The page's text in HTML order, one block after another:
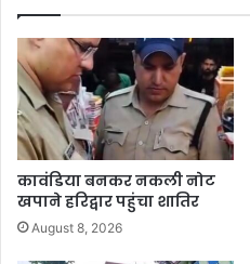
कावंडिया बनकर नकली नोट
खपाने हरिद्वार पहुंचा शातिर
August 8, 2026